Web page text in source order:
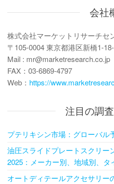
ン 会社
株式会社マーケットリサーチセ
〒105-0004 東京都港区新橋1-
Mail : mr@marketresearch.co.jp
FAX：03-6869-4797
Web： https://
注目の調
プテリキシン市場：グローバル
油圧スライドプレートスクリー
2025：メーカー別、地域別、タ
オートディテールアクセサリー